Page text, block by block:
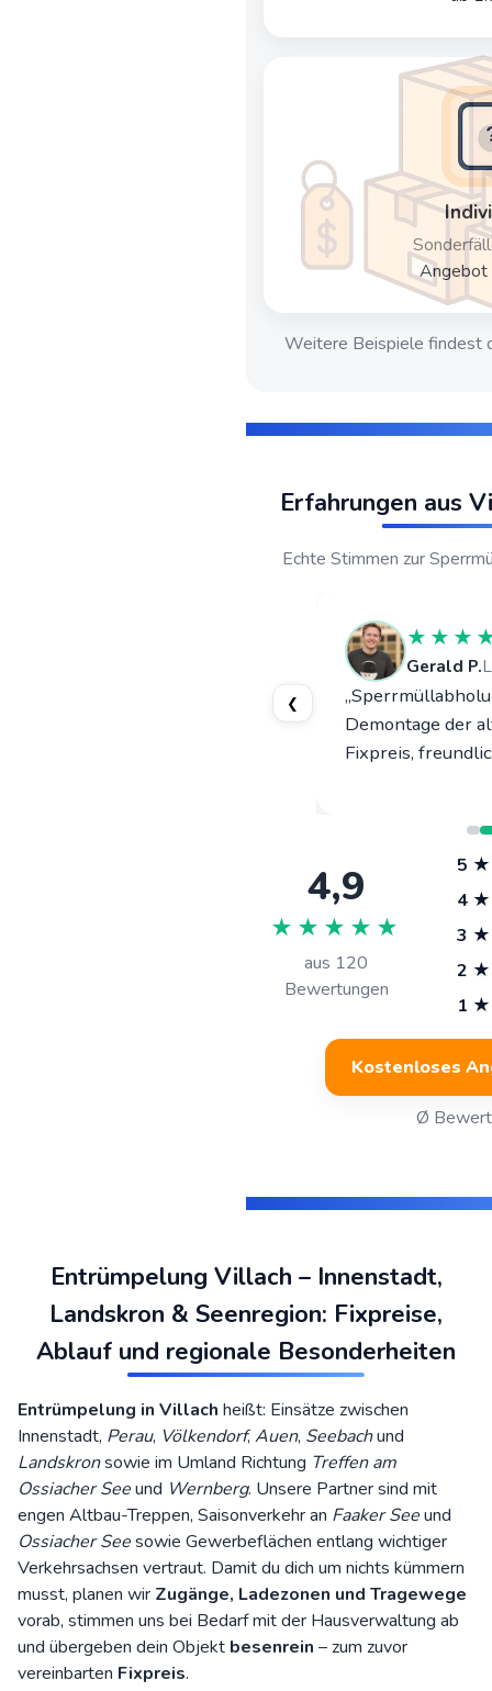
Angebot
Weitere Beispiele findest
Erfahrungen aus
Echte Stimmen zur
❮
Gerald P.
Demontage der
Fixpreis,
4,9
★★★★★
aus 120
Bewertungen
5 ★
4 ★
3 ★
2 ★
1 ★
Kostenloses
Ø
Entrümpelung Villach – Innenstadt,
Landskron & Seenregion: Fixpreise,
Ablauf und regionale Besonderheiten
Entrümpelung in Villach heißt: Einsätze zwischen
Innenstadt, Perau, Völkendorf,Auen, Seebachund
Landskronsowie im Umland Richtung Treffen am
Ossiacher Seeund Wernberg. Unsere Partner sind mit
engen Altbau-Treppen, Saisonverkehr an Faaker Seeund
Ossiacher Seesowie Gewerbeflächen entlang wichtiger
Verkehrsachsen vertraut. Damit du dich um nichts kümmern
musst, planen wir Zugänge, Ladezonen und Tragewege
vorab, stimmen uns bei Bedarf mit der Hausverwaltung ab
und übergeben dein Objekt besenrein – zum zuvor
vereinbarten Fixpreis.